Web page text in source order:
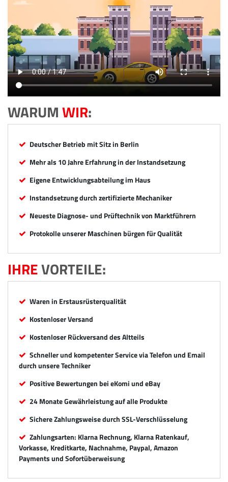
WARUMWIR:
Deutscher Betrieb mit Sitz in Berlin
Mehr als 10 Jahre Erfahrung in der Instandsetzung
Eigene Entwicklungsabteilung im Haus
Instandsetzung durch zertifizierte Mechaniker
Neueste Diagnose- und Prüftechnik von Marktführern
Protokolle unserer Maschinen bürgen für Qualität
IHREVORTEILE:
Waren in Erstausrüsterqualität
Kostenloser Versand
Kostenloser Rückversand des Altteils
Schneller und kompetenter Service via Telefon und Email
durch unsere Techniker
Positive Bewertungen bei eKomi und eBay
24 Monate Gewährleistung auf alle Produkte
Sichere Zahlungsweise durch SSL-Verschlüsselung
Zahlungsarten: Klarna Rechnung, Klarna Ratenkauf,
Vorkasse, Kreditkarte, Nachnahme, Paypal, Amazon
Payments und Sofortüberweisung